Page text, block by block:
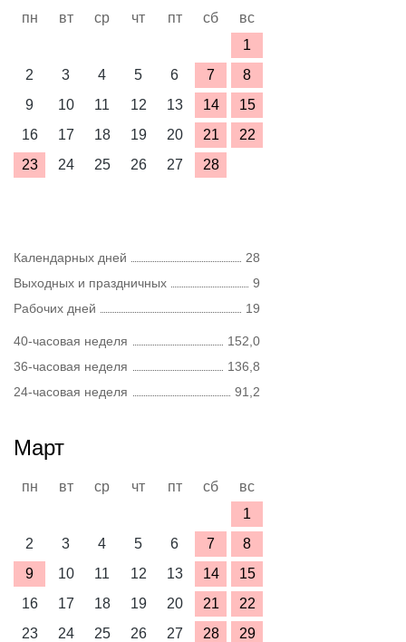
пн вт ср чт пт сб
вс
1
2
3 4 5 6 7
8
9
10 11 12 13 14
15
16
17 18 19 20 21
22
23
24 25 26 27 28
Календарных дней
28
Выходных и праздничных
9
Рабочих дней
19
40-часовая неделя
152,0
36-часовая неделя
136,8
24-часовая неделя
91,2
Март
пн вт ср чт пт сб
вс
1
2
3 4 5 6 7
8
9
10 11 12 13 14
15
16
17 18 19 20 21
22
23
24 25 26 27 28
29